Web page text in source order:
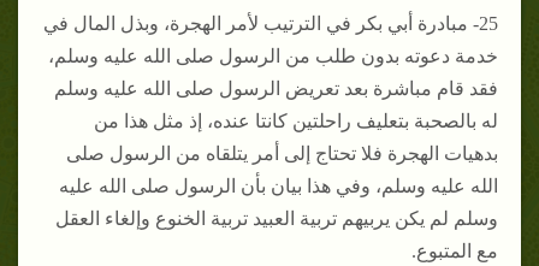
25- مبادرة أبي بكر في الترتيب لأمر الهجرة، وبذل المال في
خدمة دعوته بدون طلب من الرسول صلى الله عليه وسلم،
فقد قام مباشرة بعد تعريض الرسول صلى الله عليه وسلم
له بالصحبة بتعليف راحلتين كانتا عنده، إذ مثل هذا من
بدهيات الهجرة فلا تحتاج إلى أمر يتلقاه من الرسول صلى
الله عليه وسلم، وفي هذا بيان بأن الرسول صلى الله عليه
وسلم لم يكن يربيهم تربية العبيد تربية الخنوع وإلغاء العقل
مع المتبوع.